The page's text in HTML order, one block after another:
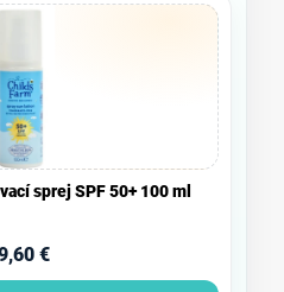
sprej SPF 50+ 100 ml
€